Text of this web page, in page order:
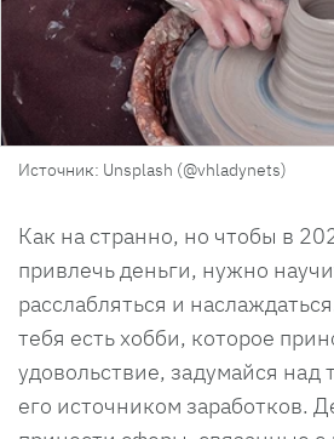
Источник: Unsplash (@vhladynets)
Как на странно, но чтобы в
привлечь деньги, нужно
расслабляться и
тебя есть хобби, которое
удовольствие, задумайся над
его источником заработков.